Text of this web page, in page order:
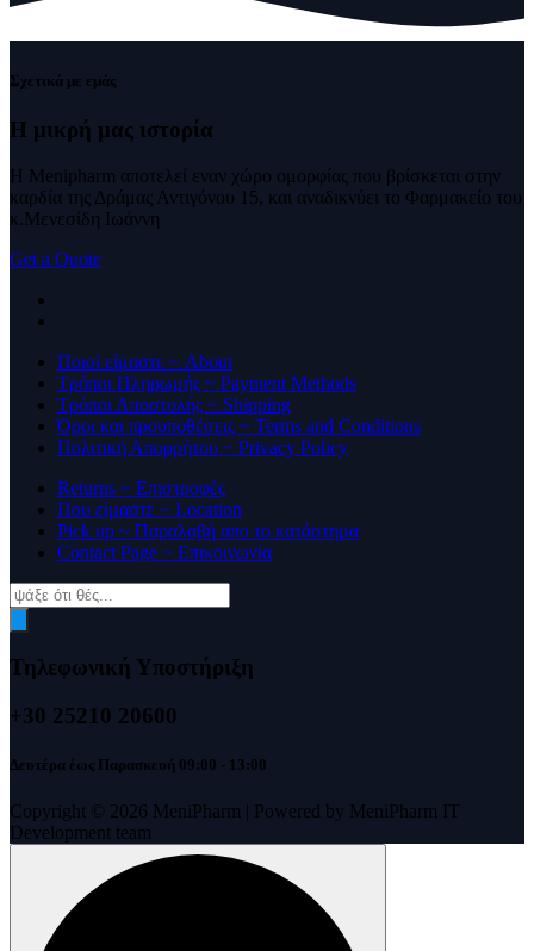
Σχετικά με εμάς
Η μικρή μας ιστορία
Η Menipharm αποτελεί εναν χώρο ομορφίας που βρίσκεται στην
καρδία της Δράμας Αντιγόνου 15, και αναδικνύει το Φαρμακείο του
κ.Μενεσίδη Ιωάννη
Get a Quote
Ποιοί είμαστε ~ About
Τρόποι Πληρωμής ~ Payment Methods
Τρόποι Αποστολής ~ Shipping
Όροι και προυποθέσεις ~ Terms and Conditions
Πολιτική Απορρήτου ~ Privacy Policy
Returns ~ Επιστροφές
Που είμαστε ~ Location
Pick up ~ Παραλαβή απο το κατάστημα
Contact Page ~ Επικοινωνία
Products
search
Τηλεφωνική Υποστήριξη
+30 25210 20600
Δευτέρα έως Παρασκευή 09:00 - 13:00
Copyright © 2026 MeniPharm | Powered by MeniPharm IT
Development team